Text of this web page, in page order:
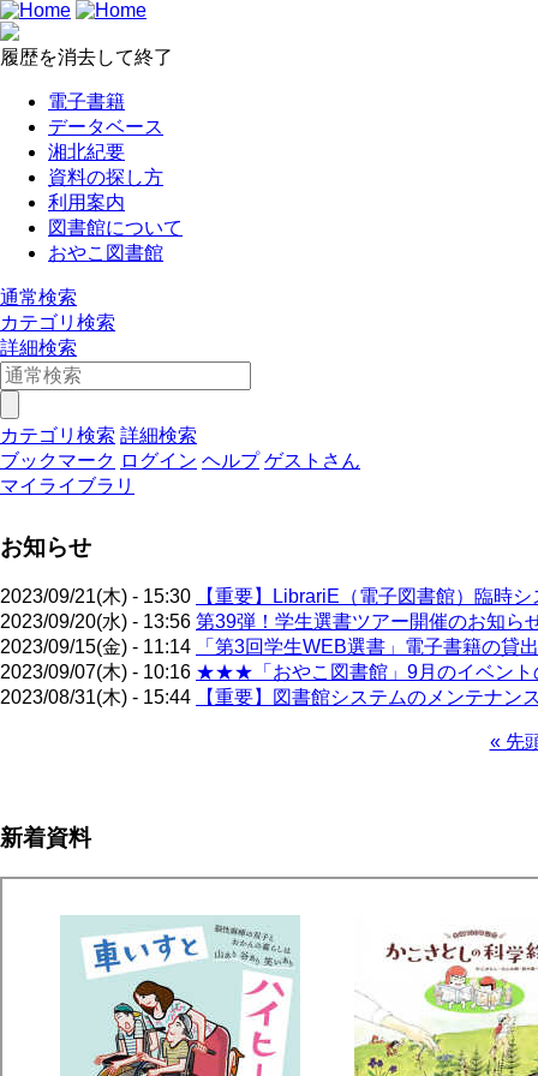
履歴を消去して終了
電子書籍
データベース
湘北紀要
資料の探し方
利用案内
図書館について
おやこ図書館
通常検索
カテゴリ検索
詳細検索
カテゴリ検索 詳細検索
ブックマーク ログイン ヘルプ ゲストさん
マイライブラリ
お知らせ
2023/09/21(木) - 15:30
【重要】LibrariE（電子図書館）臨時
2023/09/20(水) - 13:56 第39弾！学生選書ツアー開催のお知ら
2023/09/15(金) - 11:14
「第3回学生WEB選書」電子書籍の貸
2023/09/07(木) - 10:16 ★★★「おやこ図書館」9月のイベン
2023/08/31(木) - 15:44
【重要】図書館システムのメンテナン
送
先
« 先
新着資料